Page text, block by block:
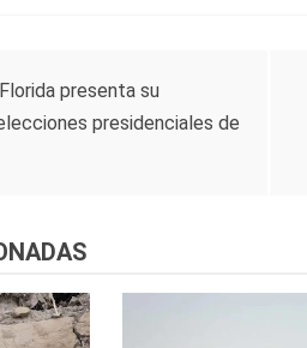
presenta su
presidenciales de